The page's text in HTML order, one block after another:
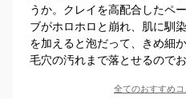
うか。クレイを高配合したペ
ブがホロホロと崩れ、肌に馴
を加えると泡だって、きめ細
毛穴の汚れまで落とせるのでお
全てのおすすめコ